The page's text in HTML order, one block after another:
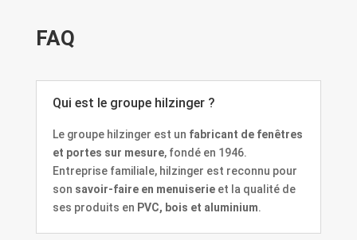
FAQ
Qui est le groupe hilzinger ?
Le groupe hilzinger est un fabricant de fenêtres
et portes sur mesure, fondé en 1946.
Entreprise familiale, hilzinger est reconnu pour
son savoir-faire en menuiserieet la qualité de
ses produits en PVC, bois et aluminium.